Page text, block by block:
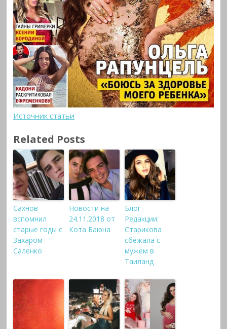
Источник статьи
Related Posts
Сахнов
вспомнил
старые годы с
Захаром
Саленко
Новости на
24.11.2018 от
Кота Баюна
Блог
Редакции:
Старикова
сбежала с
мужем в
Таиланд